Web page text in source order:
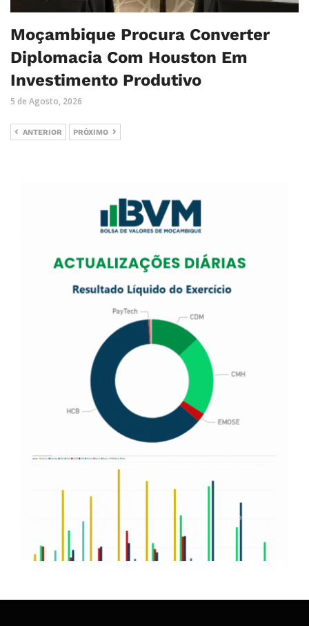
Moçambique Procura Converter
Diplomacia Com Houston Em
Investimento Produtivo
5 de Agosto, 2026
ANTERIOR PRÓXIMO